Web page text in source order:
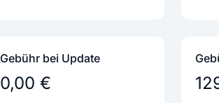
Gebühr bei Update
0,00 €